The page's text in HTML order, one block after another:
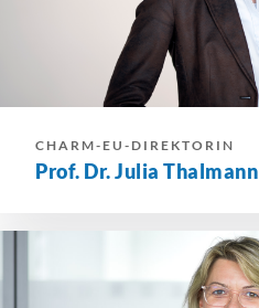
CHARM-EU-DIREKTORIN
Prof. Dr. Julia Thalmann